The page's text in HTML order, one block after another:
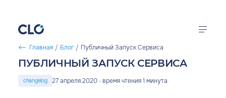
CLO
Облачная
Калькулятор цен
СТРОКА НАВИГАЦИИ
Главная / Блог / Публичный Запуск Сервиса
ПУБЛИЧНЫЙ ЗАПУСК СЕРВИСА
changelog 27 апреля 2020 · время чтения 1 минута